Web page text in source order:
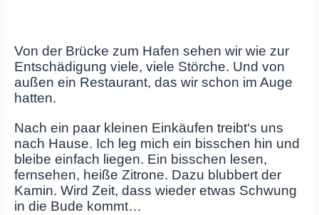
Von der Brücke zum Hafen sehen wir wie zur
Entschädigung viele, viele Störche. Und von
außen ein Restaurant, das wir schon im Auge
hatten.
Nach ein paar kleinen Einkäufen treibt‘s uns
nach Hause. Ich leg mich ein bisschen hin und
bleibe einfach liegen. Ein bisschen lesen,
fernsehen, heiße Zitrone. Dazu blubbert der
Kamin. Wird Zeit, dass wieder etwas Schwung
in die Bude kommt…